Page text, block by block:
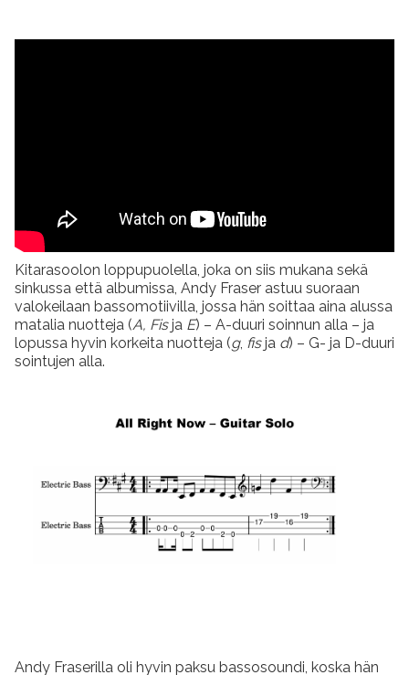
Kitarasoolon loppupuolella, joka on siis mukana sekä
sinkussa että albumissa, Andy Fraser astuu suoraan
valokeilaan bassomotiivilla, jossa hän soittaa aina alussa
matalia nuotteja (A, Fisja E) – A-duuri soinnun alla – ja
lopussa hyvin korkeita nuotteja (g, fisja d) – G- ja D-duuri
sointujen alla.
Andy Fraserilla oli hyvin paksu bassosoundi, koska hän